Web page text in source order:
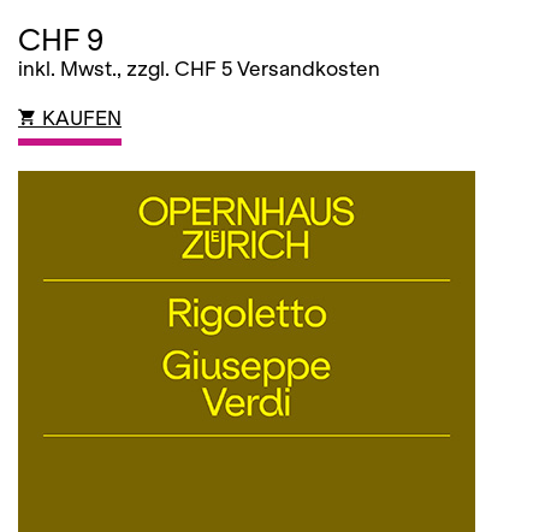
CHF 9
inkl. Mwst., zzgl. CHF 5 Versandkosten
KAUFEN